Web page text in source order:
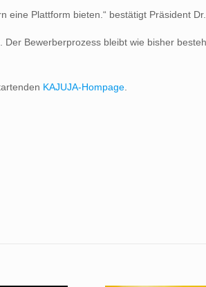
eine Plattform bieten.“ bestätigt Präsident
Der Bewerberprozess bleibt wie bisher
KAJUJA-Hompage